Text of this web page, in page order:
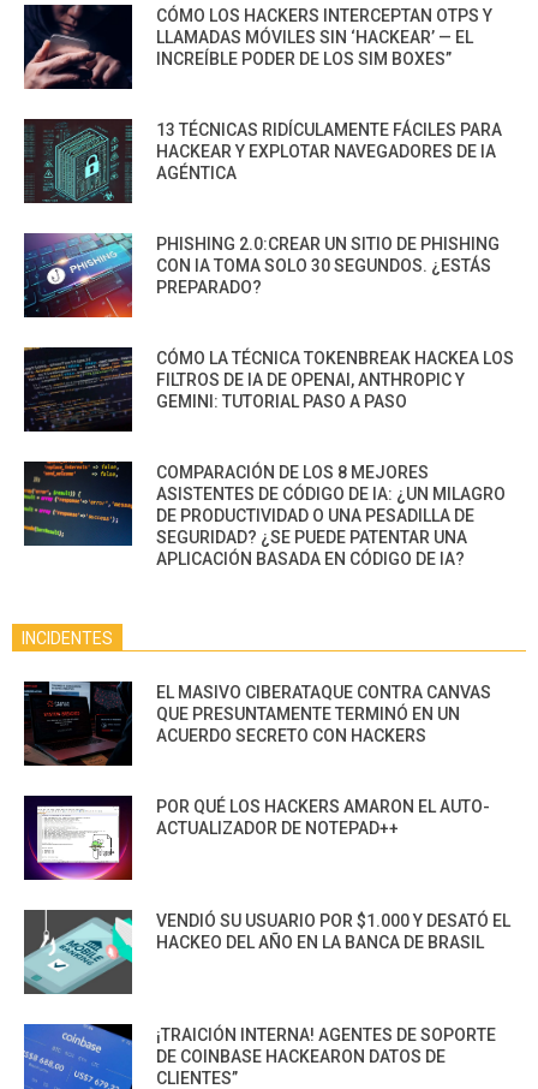
CÓMO LOS HACKERS INTERCEPTAN OTPS Y
LLAMADAS MÓVILES SIN ‘HACKEAR’ — EL
INCREÍBLE PODER DE LOS SIM BOXES”
13 TÉCNICAS RIDÍCULAMENTE FÁCILES PARA
HACKEAR Y EXPLOTAR NAVEGADORES DE IA
AGÉNTICA
PHISHING 2.0:CREAR UN SITIO DE PHISHING
CON IA TOMA SOLO 30 SEGUNDOS. ¿ESTÁS
PREPARADO?
CÓMO LA TÉCNICA TOKENBREAK HACKEA LOS
FILTROS DE IA DE OPENAI, ANTHROPIC Y
GEMINI: TUTORIAL PASO A PASO
COMPARACIÓN DE LOS 8 MEJORES
ASISTENTES DE CÓDIGO DE IA: ¿UN MILAGRO
DE PRODUCTIVIDAD O UNA PESADILLA DE
SEGURIDAD? ¿SE PUEDE PATENTAR UNA
APLICACIÓN BASADA EN CÓDIGO DE IA?
INCIDENTES
EL MASIVO CIBERATAQUE CONTRA CANVAS
QUE PRESUNTAMENTE TERMINÓ EN UN
ACUERDO SECRETO CON HACKERS
POR QUÉ LOS HACKERS AMARON EL AUTO-
ACTUALIZADOR DE NOTEPAD++
VENDIÓ SU USUARIO POR $1.000 Y DESATÓ EL
HACKEO DEL AÑO EN LA BANCA DE BRASIL
¡TRAICIÓN INTERNA! AGENTES DE SOPORTE
DE COINBASE HACKEARON DATOS DE
CLIENTES”